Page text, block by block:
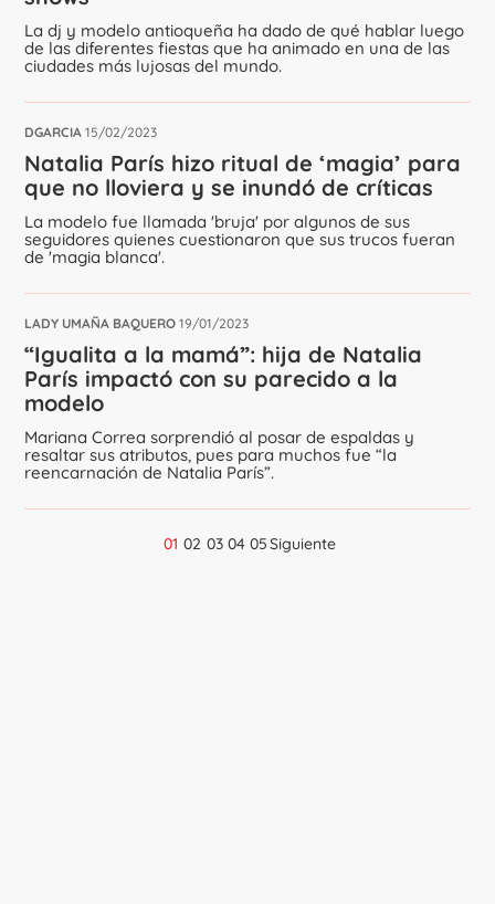
La dj y modelo antioqueña ha dado de qué hablar luego
de las diferentes fiestas que ha animado en una de las
ciudades más lujosas del mundo.
DGARCIA 15/02/2023
Natalia París hizo ritual de ‘magia’ para
que no lloviera y se inundó de críticas
La modelo fue llamada 'bruja' por algunos de sus
seguidores quienes cuestionaron que sus trucos fueran
de 'magia blanca'.
LADY UMAÑA BAQUERO 19/01/2023
“Igualita a la mamá”: hija de Natalia
París impactó con su parecido a la
modelo
Mariana Correa sorprendió al posar de espaldas y
resaltar sus atributos, pues para muchos fue “la
reencarnación de Natalia París”.
01 02 03 04 05Siguiente